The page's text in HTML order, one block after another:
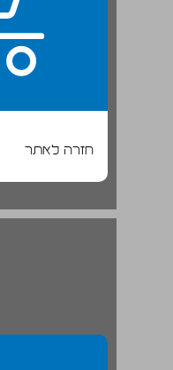
חזרה לאתר